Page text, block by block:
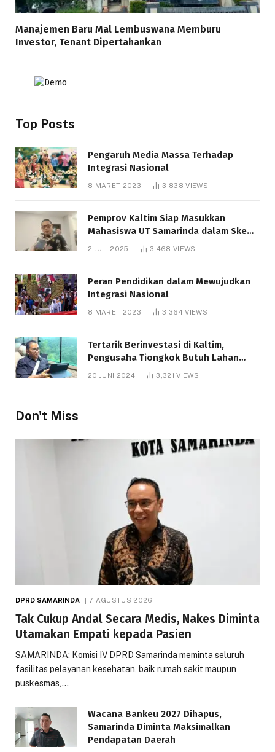
Manajemen Baru Mal Lembuswana Memburu
Investor, Tenant Dipertahankan
Top Posts
Pengaruh Media Massa Terhadap
Integrasi Nasional
8 MARET 2023 3,838VIEWS
Pemprov Kaltim Siap Masukkan
Mahasiswa UT Samarinda dalam Skema
Bantuan Pendidikan Gratispol
2 JULI 2025 3,468 VIEWS
Peran Pendidikan dalam Mewujudkan
Integrasi Nasional
8 MARET 2023 3,364VIEWS
Tertarik Berinvestasi di Kaltim,
Pengusaha Tiongkok Butuh Lahan
1.000 Hektare
20 JUNI 2024 3,321VIEWS
Don't Miss
DPRD SAMARINDA 7 AGUSTUS 2026
Tak Cukup Andal Secara Medis, Nakes Diminta
Utamakan Empati kepada Pasien
SAMARINDA: Komisi IV DPRD Samarinda meminta seluruh
fasilitas pelayanan kesehatan, baik rumah sakit maupun
puskesmas,…
Wacana Bankeu 2027 Dihapus,
Samarinda Diminta Maksimalkan
Pendapatan Daerah